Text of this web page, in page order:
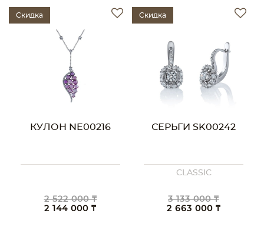
Скидка
КУЛОН NE00216
2 522 000 ₸
2 144 000 ₸
Скидка
СЕРЬГИ SK00242
CLASSIC
3 133 000 ₸
2 663 000 ₸